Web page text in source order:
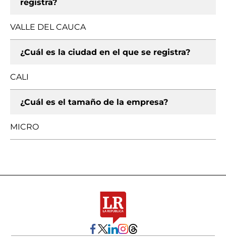
registra?
VALLE DEL CAUCA
¿Cuál es la ciudad en el que se registra?
CALI
¿Cuál es el tamaño de la empresa?
MICRO